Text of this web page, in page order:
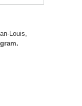
Louis,
.